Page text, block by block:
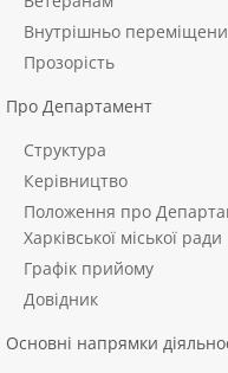
Внутрішньо
Прозорість
Про Департамент
Структура
Керівництво
Положення про
Харківської міської ради
Графік прийому
Довідник
Основні напрямки